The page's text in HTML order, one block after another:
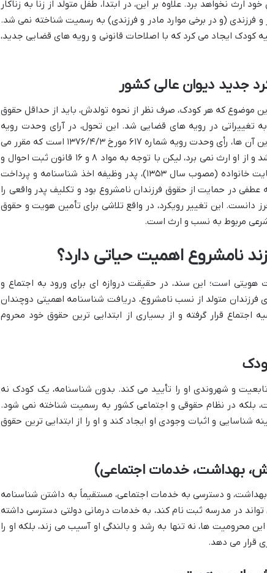
ارث نخواهد برد. علاوه بر این، در ابتدا، طفل متولد از زنا به زناکار
فرزندی (و در برخی موارد مادر و فرزندی) به رسمیت شناخته نمی شد.
کودک ایجاد می کرد که با اصلاحات قانونی و رویه های قضایی جدید،
این موضوع که هر کودک، صرف نظر از نحوه تولدش، باید از حداقل حقوق
به تغییراتی در رویه های قضایی شد. این تحول، در آرای وحدت رویه
دیوان عالی کشور به وضوح نمایان است. مهم ترین آن ها، رأی وحدت رویه شماره ۶۱۷ مورخ ۱۳۷۶/۴/۳ است که مقرر می
دارد: «…فرزند متولد از زنا، ملحق به زانی نمی باشد و از او ارث نمی برد، لیکن با توجه به مواد ۸ و ۱۶ قانون ثبت احوال و
ماده ۱۱۷۹ قانون مدنی و مواد ۲۱ و ۲۲ قانون حمایت خانواده (مصوب سال ۱۳۵۳)، پدر وظیفه اخذ شناسنامه و پرداخت
عطفی در حمایت از حقوق فرزندان نامشروع بود و تکلیف پدر واقعی را
این تغییر رویکرد، در واقع تلاشی برای تأمین هویت و حقوق
مربوط به نسب و ارث است.
است؛ این سند، در حقیقت دروازه ای برای ورود به اجتماع و
فرزندان متولد از نسب نامشروع، دریافت شناسنامه اهمیتی دوچندان
اجتماع قرار گرفته و از بسیاری از ابتدایی ترین حقوق خود محروم
و شهروندی او را تأیید می کند. بدون شناسنامه، یک کودک نه
بلکه در نظام حقوقی و اجتماعی کشور به رسمیت شناخته نمی شود.
و اثبات وجودی او ایجاد کند و او را از ابتدایی ترین حقوق
بهداشت، خدمات اجتماعی)
و دسترسی به خدمات اجتماعی، مستقیماً به داشتن شناسنامه
در مدرسه ثبت نام کند، به خدمات درمانی دولتی دسترسی داشته
محرومیت ها، نه تنها به رشد و بالندگی او آسیب می زند، بلکه او را
قرار می دهد.